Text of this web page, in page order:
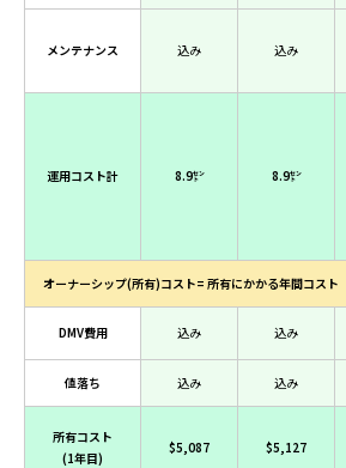
メンテナンス 込み 込み
運用コスト計 8.9㌣ 8.9㌣
オーナーシップ(所有)コスト= 所有にかかる年間コスト
DMV費用 込み 込み
値落ち 込み 込み
所有コスト
(1年目)
$5,087 $5,127